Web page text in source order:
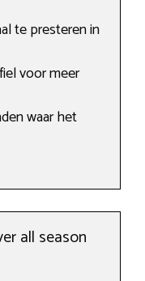
te presteren in
voor meer
waar het
all season